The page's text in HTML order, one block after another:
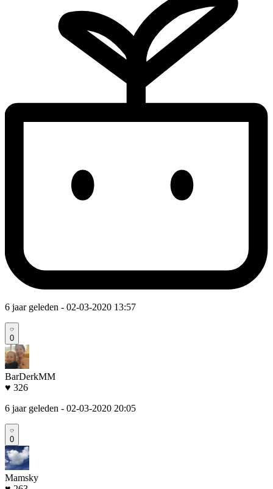
6 jaar geleden - 02-03-2020 13:57
0
BarDerkMM
♥ 326
6 jaar geleden - 02-03-2020 20:05
0
Mamsky